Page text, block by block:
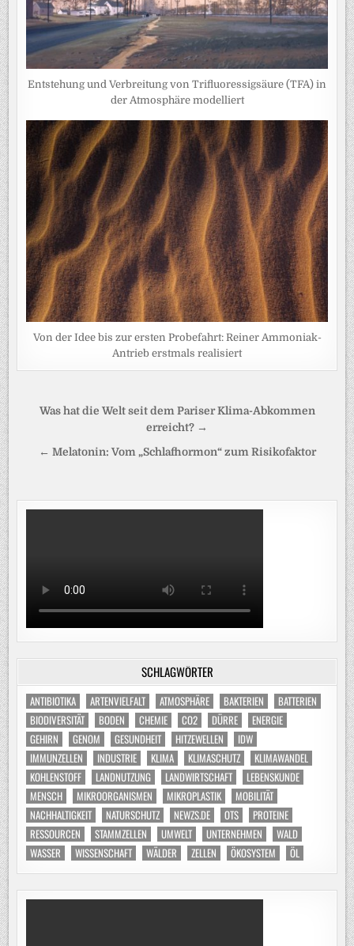
Entstehung und Verbreitung von Trifluoressigsäure (TFA) in
der Atmosphäre modelliert
Von der Idee bis zur ersten Probefahrt: Reiner Ammoniak-
Antrieb erstmals realisiert
Beitragsnavigation
Was hat die Welt seit dem Pariser Klima-Abkommen
erreicht? →
← Melatonin: Vom „Schlafhormon“ zum Risikofaktor
SCHLAGWÖRTER
ANTIBIOTIKA ARTENVIELFALT ATMOSPHÄRE BAKTERIEN
BATTERIEN
BIODIVERSITÄT
BODEN CHEMIE CO2 DÜRRE
ENERGIE
GEHIRN
GENOM GESUNDHEIT HITZEWELLEN
IDW
IMMUNZELLEN
INDUSTRIE KLIMA KLIMASCHUTZ
KLIMAWANDEL
KOHLENSTOFF
LANDNUTZUNG LANDWIRTSCHAFT
LEBENSKUNDE
MENSCH
MIKROORGANISMEN MIKROPLASTIK
MOBILITÄT
NACHHALTIGKEIT
NATURSCHUTZ NEWZS.DE OTS
PROTEINE
RESSOURCEN
STAMMZELLEN UMWELT UNTERNEHMEN
WALD
WASSER
WISSENSCHAFT WÄLDER ZELLEN ÖKOSYSTEM ÖL